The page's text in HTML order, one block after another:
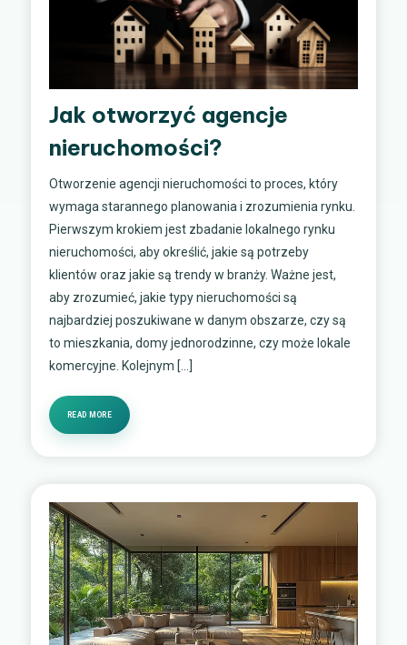
Jak otworzyć agencje
nieruchomości?
Otworzenie agencji nieruchomości to proces, który
wymaga starannego planowania i zrozumienia rynku.
Pierwszym krokiem jest zbadanie lokalnego rynku
nieruchomości, aby określić, jakie są potrzeby
klientów oraz jakie są trendy w branży. Ważne jest,
aby zrozumieć, jakie typy nieruchomości są
najbardziej poszukiwane w danym obszarze, czy są
to mieszkania, domy jednorodzinne, czy może lokale
komercyjne. Kolejnym […]
READ MORE